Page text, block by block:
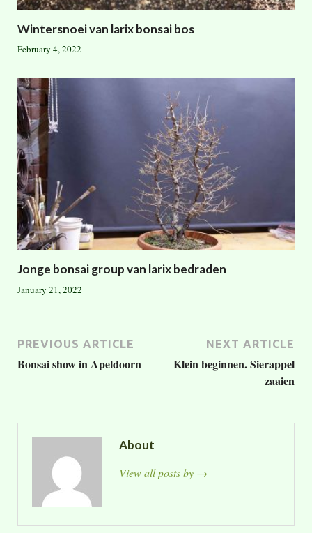
Wintersnoei van larix bonsai bos
February 4, 2022
Jonge bonsai group van larix bedraden
January 21, 2022
PREVIOUS ARTICLE
Bonsai show in Apeldoorn
NEXT ARTICLE
Klein beginnen. Sierappel
zaaien
About
View all posts by →